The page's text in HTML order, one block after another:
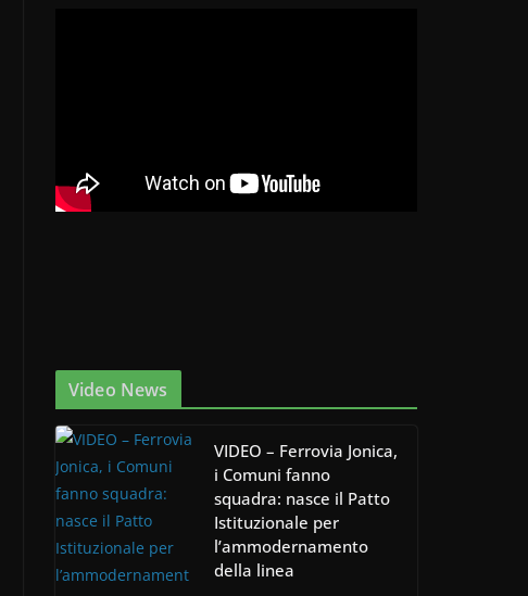
Video News
VIDEO – Ferrovia Jonica,
i Comuni fanno
squadra: nasce il Patto
Istituzionale per
l’ammodernamento
della linea